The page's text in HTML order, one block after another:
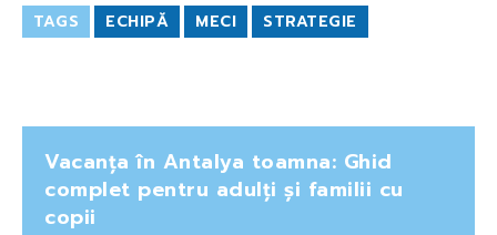
TAGS ECHIPĂ MECI STRATEGIE
Vacanța în Antalya toamna: Ghid
complet pentru adulți și familii cu
copii